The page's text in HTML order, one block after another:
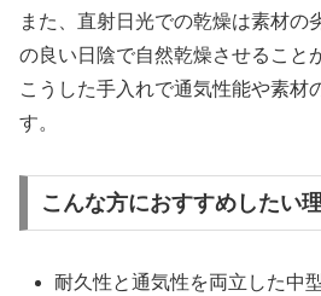
また、直射日光での乾燥は素材の
の良い日陰で自然乾燥させること
こうした手入れで通気性能や素材
す。
こんな方におすすめしたい
耐久性と通気性を両立した中